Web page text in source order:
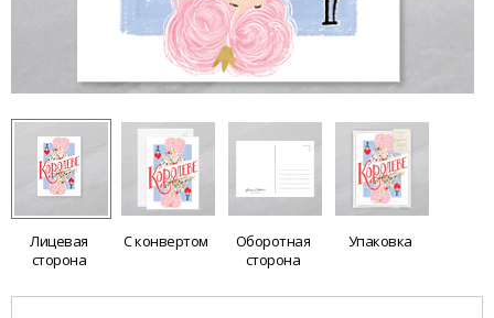
Лицевая
сторона
С конвертом
Оборотная
сторона
Упаковка